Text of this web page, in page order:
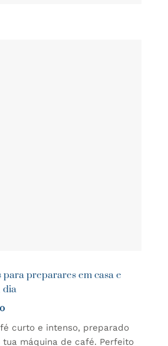
para preparares em casa e
dia
curto e intenso, preparado
máquina de café. Perfeito